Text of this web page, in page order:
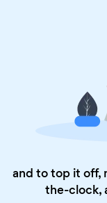
and to top it off,
the-clock,